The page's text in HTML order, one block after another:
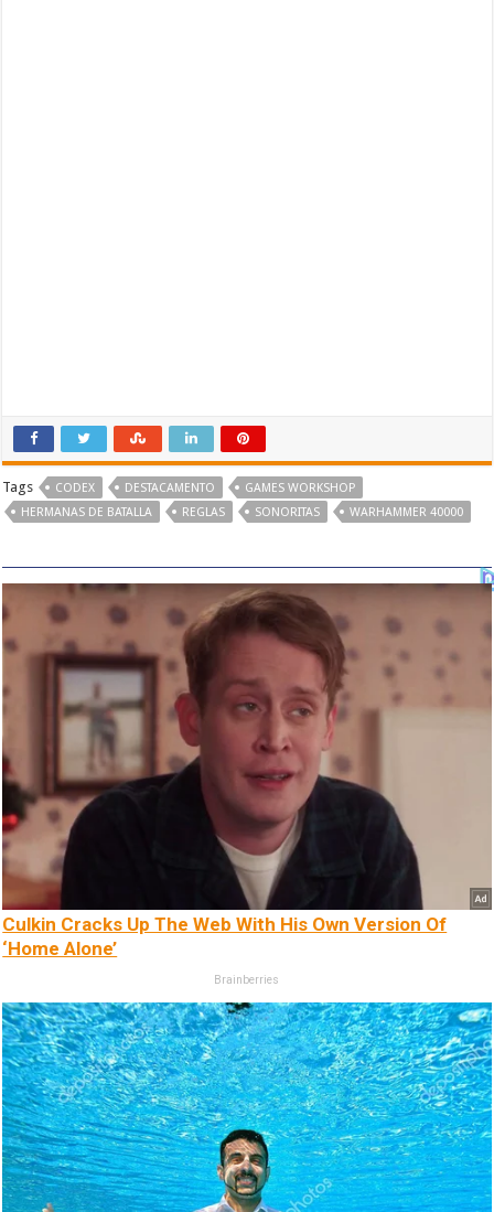
Tags CODEX DESTACAMENTO
GAMES WORKSHOP
HERMANAS DE BATALLA
REGLAS SONORITAS WARHAMMER 40000
Culkin Cracks Up The Web With His Own Version Of
‘Home Alone’
Brainberries